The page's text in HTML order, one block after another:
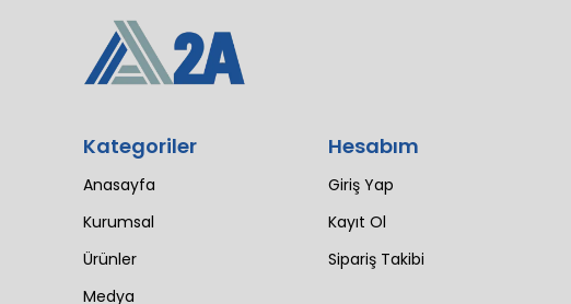
Kategoriler
Anasayfa
Kurumsal
Ürünler
Medya
Hesabım
Giriş Yap
Kayıt Ol
Sipariş Takibi